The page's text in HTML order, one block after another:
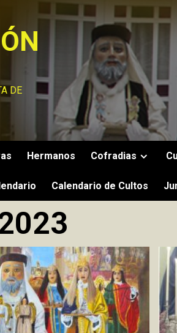
DE
Hermanos Cofradias
Calendario de Cultos